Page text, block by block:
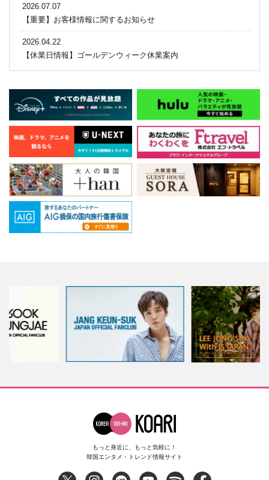
2026.07.07
【重要】お客様情報に関するお知らせ
2026.04.22
【休業日情報】ゴールデンウィーク休業案内
もっと身近に、もっと気軽に！
韓国エンタメ・トレンド情報サイト